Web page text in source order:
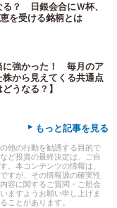
る？ 日銀会合にＷ杯、
を受ける銘柄とは
に強かった！ 毎月のア
株から見えてくる共通点
うなる？】
▸ もっと記事を見る
他の行動を勧誘する目的で
ど投資の最終決定は、ご自
。本コンテンツの情報は、
すが、その情報源の確実性
容に関するご質問・ご照会
ますようお願い申し上げま
ことがあります。